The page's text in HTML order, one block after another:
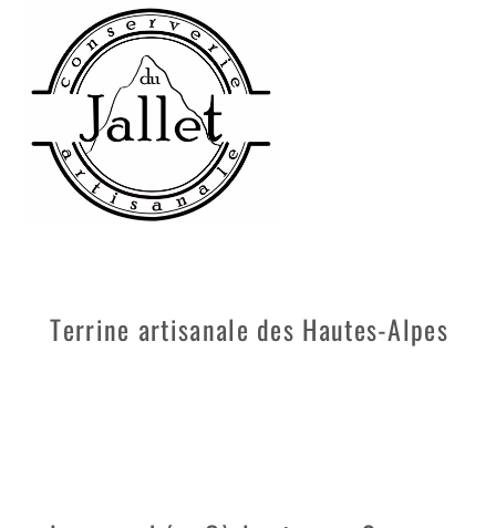
Terrine artisanale des Hautes-Alpes